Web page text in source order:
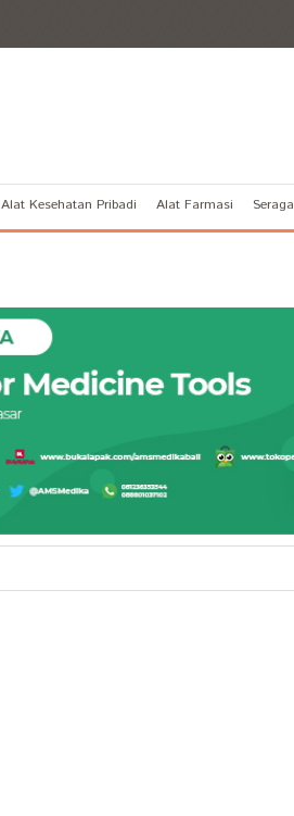
Alat Kesehatan Pribadi Alat Farmasi